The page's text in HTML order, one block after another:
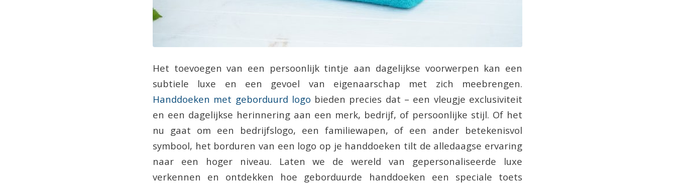
Het toevoegen van een persoonlijk tintje aan dagelijkse voorwerpen kan een
subtiele luxe en een gevoel van eigenaarschap met zich meebrengen.
Handdoeken met geborduurd logo bieden precies dat – een vleugje exclusiviteit
en een dagelijkse herinnering aan een merk, bedrijf, of persoonlijke stijl. Of het
nu gaat om een bedrijfslogo, een familiewapen, of een ander betekenisvol
symbool, het borduren van een logo op je handdoeken tilt de alledaagse ervaring
naar een hoger niveau. Laten we de wereld van gepersonaliseerde luxe
verkennen en ontdekken hoe geborduurde handdoeken een speciale toets